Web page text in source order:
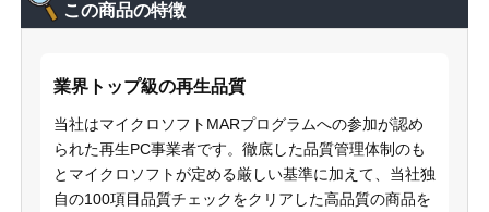
この商品の特徴
業界トップ級の再生品質
当社はマイクロソフトMARプログラムへの参加が認め
られた再生PC事業者です。徹底した品質管理体制のも
とマイクロソフトが定める厳しい基準に加えて、当社独
自の100項目品質チェックをクリアした高品質の商品を